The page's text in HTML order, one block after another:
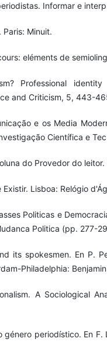
Informar e
Paris: Minuit.
eléments de
Professional
and Criticism, 5, 443-
e os Media
Científica e
do Provedor do leitor.
Lisboa: Relógio
Politicas e
Politica (pp. 277-
its spokesmen. En P.
Philadelphia:
A Sociological
periodístico. En